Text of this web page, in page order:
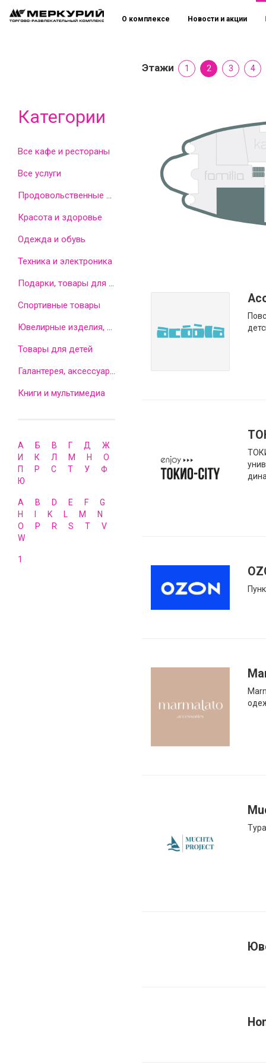
Категории
Все кафе и рестораны
Все услуги
Красота и здоровье
Одежда и обувь
Техника и электроника
Спортивные товары
Товары для детей
Книги и мультимедиа
А Б В Г Д
Ж
И
К Л М Н
О
П
Р С Т У
Ф
Ю
A B D E F
G
H
K L M
N
O
P R S T
V
W
1
О комплексе Новости и акции
Этажи 1 2 3 4